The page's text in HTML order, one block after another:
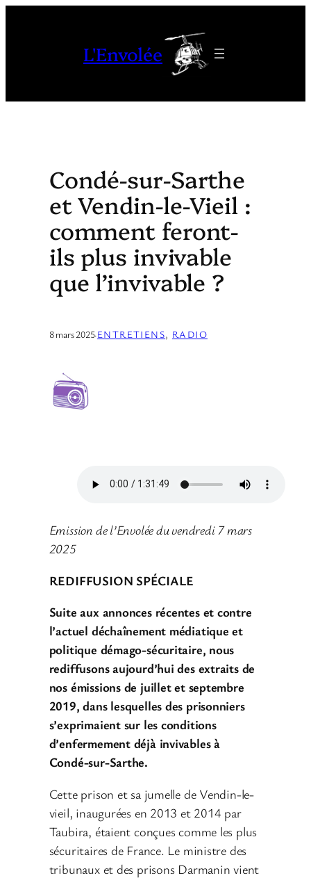
L'Envolée
Condé-sur-Sarthe
et Vendin-le-Vieil :
comment feront-
ils plus invivable
que l’invivable ?
8 mars 2025·ENTRETIENS, RADIO
Emission de l’Envolée du vendredi 7 mars
2025
REDIFFUSION SPÉCIALE
Suite aux annonces récentes et contre
l’actuel déchaînement médiatique et
politique démago-sécuritaire, nous
rediffusons aujourd’hui des extraits de
nos émissions de juillet et septembre
2019, dans lesquelles des prisonniers
s’exprimaient sur les conditions
d’enfermement déjà invivables à
Condé-sur-Sarthe.
Cette prison et sa jumelle de Vendin-le-
vieil, inaugurées en 2013 et 2014 par
Taubira, étaient conçues comme les plus
sécuritaires de France. Le ministre des
tribunaux et des prisons Darmanin vient